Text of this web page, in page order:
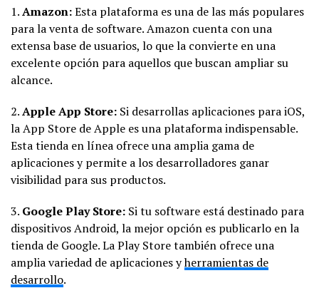
1.Amazon:Esta plataforma es una de las más populares
para la venta de software. Amazon cuenta con una
extensa base de usuarios, lo que la convierte en una
excelente opción para aquellos que buscan ampliar su
alcance.
2.Apple App Store: Si desarrollas aplicaciones para iOS,
la App Store de Apple es una plataforma indispensable.
Esta tienda en línea ofrece una amplia gama de
aplicaciones y permite a los desarrolladores ganar
visibilidad para sus productos.
3. Google Play Store: Si tu software está destinado para
dispositivos Android, la mejor opción es publicarlo en la
tienda de Google. La Play Store también ofrece una
amplia variedad de aplicaciones yherramientas de
desarrollo.